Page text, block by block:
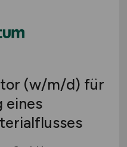
(w/m/d) für
eines